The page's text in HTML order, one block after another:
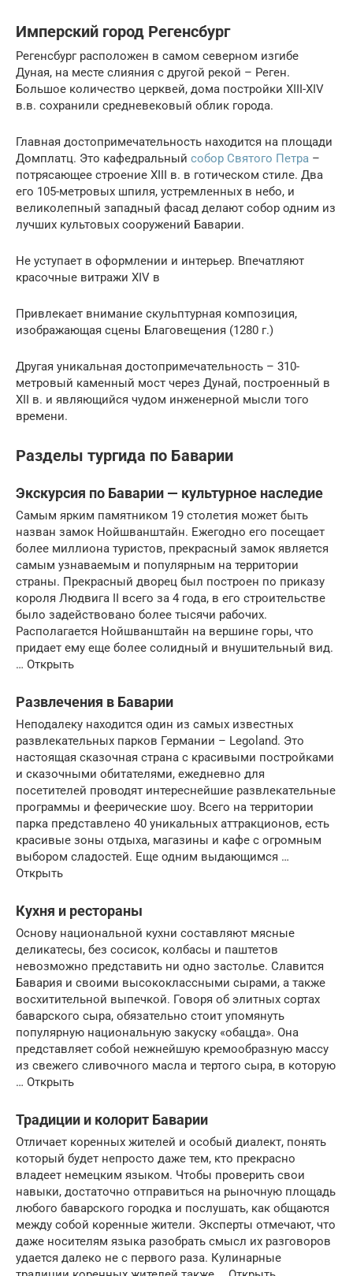
Имперский город Регенсбург
Регенсбург расположен в самом северном изгибе
Дуная, на месте слияния с другой рекой – Реген.
Большое количество церквей, дома постройки XIII-XIV
в.в. сохранили средневековый облик города.
Главная достопримечательность находится на площади
Домплатц. Это кафедральный собор Святого Петра –
потрясающее строение XIII в. в готическом стиле. Два
его 105-метровых шпиля, устремленных в небо, и
великолепный западный фасад делают собор одним из
лучших культовых сооружений Баварии.
Не уступает в оформлении и интерьер. Впечатляют
красочные витражи XIV в
Привлекает внимание скульптурная композиция,
изображающая сцены Благовещения (1280 г.)
Другая уникальная достопримечательность – 310-
метровый каменный мост через Дунай, построенный в
XII в. и являющийся чудом инженерной мысли того
времени.
Разделы тургида по Баварии
Экскурсия по Баварии — культурное наследие
Самым ярким памятником 19 столетия может быть
назван замок Нойшванштайн. Ежегодно его посещает
более миллиона туристов, прекрасный замок является
самым узнаваемым и популярным на территории
страны. Прекрасный дворец был построен по приказу
короля Людвига II всего за 4 года, в его строительстве
было задействовано более тысячи рабочих.
Располагается Нойшванштайн на вершине горы, что
придает ему еще более солидный и внушительный вид.
… Открыть
Развлечения в Баварии
Неподалеку находится один из самых известных
развлекательных парков Германии – Legoland. Это
настоящая сказочная страна с красивыми постройками
и сказочными обитателями, ежедневно для
посетителей проводят интереснейшие развлекательные
программы и феерические шоу. Всего на территории
парка представлено 40 уникальных аттракционов, есть
красивые зоны отдыха, магазины и кафе с огромным
выбором сладостей. Еще одним выдающимся …
Открыть
Кухня и рестораны
Основу национальной кухни составляют мясные
деликатесы, без сосисок, колбасы и паштетов
невозможно представить ни одно застолье. Славится
Бавария и своими высококлассными сырами, а также
восхитительной выпечкой. Говоря об элитных сортах
баварского сыра, обязательно стоит упомянуть
популярную национальную закуску «обацда». Она
представляет собой нежнейшую кремообразную массу
из свежего сливочного масла и тертого сыра, в которую
… Открыть
Традиции и колорит Баварии
Отличает коренных жителей и особый диалект, понять
который будет непросто даже тем, кто прекрасно
владеет немецким языком. Чтобы проверить свои
навыки, достаточно отправиться на рыночную площадь
любого баварского городка и послушать, как общаются
между собой коренные жители. Эксперты отмечают, что
даже носителям языка разобрать смысл их разговоров
удается далеко не с первого раза. Кулинарные